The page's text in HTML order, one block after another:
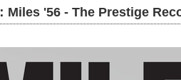
Miles '56 - The Prestige